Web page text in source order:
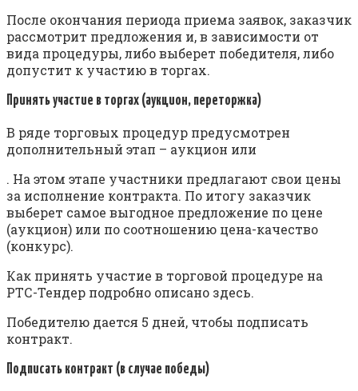
После окончания периода приема заявок, заказчик
рассмотрит предложения и, в зависимости от
вида процедуры, либо выберет победителя, либо
допустит к участию в торгах.
Принять участие в торгах (аукцион, переторжка)
В ряде торговых процедур предусмотрен
дополнительный этап – аукцион или
. На этом этапе участники предлагают свои цены
за исполнение контракта. По итогу заказчик
выберет самое выгодное предложение по цене
(аукцион) или по соотношению цена-качество
(конкурс).
Как принять участие в торговой процедуре на
РТС-Тендер подробно описано здесь.
Победителю дается 5 дней, чтобы подписать
контракт.
Подписать контракт (в случае победы)